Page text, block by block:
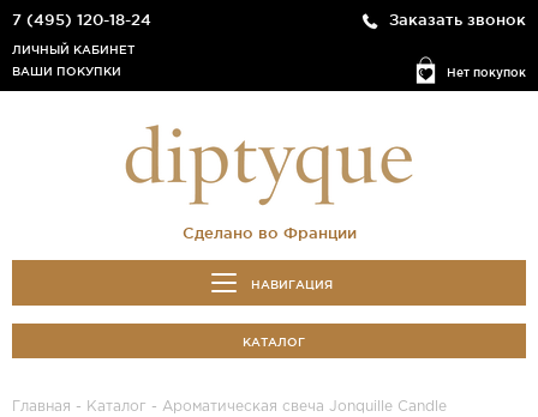
7 (495) 120-18-24 Заказать звонок
Нет покупок
ЛИЧНЫЙ КАБИНЕТ
ВАШИ ПОКУПКИ
Сделано во Франции
НАВИГАЦИЯ
КАТАЛОГ
Главная - Каталог - Ароматическая cвеча Jonquille Candle